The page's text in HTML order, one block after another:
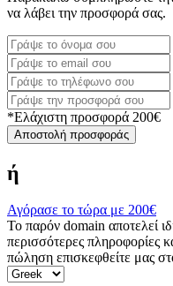
να λάβει την προσφορά σας.
*Ελάχιστη προσφορά 200€
Αποστολή προσφοράς
ή
Αγόρασε το τώρα με 200€
Το παρόν domain αποτελεί
περισσότερες πληροφορίες
πώληση επισκεφθείτε μας